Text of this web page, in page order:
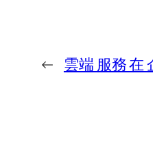
← 雲端 服務 在